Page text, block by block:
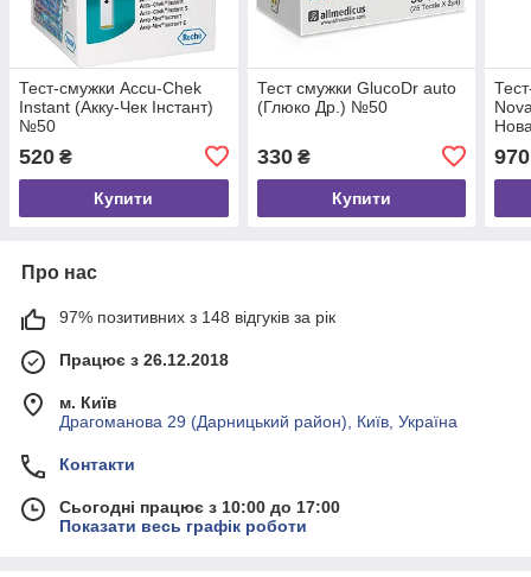
Тест-смужки Accu-Chek
Instant (Акку-Чек Інстант)
№50
520 ₴
Купити
Тест смужки GlucoDr auto
(Глюко Др.) №50
330₴
Купити
970
Про нас
97% позитивних з 148 відгуків за рік
Працює з 26.12.2018
м. Київ
Драгоманова 29 (Дарницький район), Київ, Україна
Контакти
Сьогодні працює з 10:00 до 17:00
Показати весь графік роботи